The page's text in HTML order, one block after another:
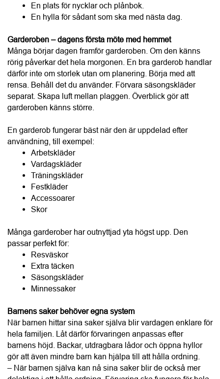
garderoben känns större.
användning, till exempel:
Arbetskläder
Vardagskläder
Träningskläder
Festkläder
Accessoarer
Skor
Många garderober har outnyttjad yta högst upp. Den
passar perfekt för:
Resväskor
Extra täcken
Säsongskläder
Minnessaker
Barnens saker behöver egna system
hela familjen. Låt därför förvaringen anpassas efter
barnens höjd. Backar, utdragbara lådor och öppna hyllor
gör att även mindre barn kan hjälpa till att hålla ordning.
– När barnen själva kan nå sina saker blir de också mer
delaktiga i att hålla ordning. Förvaring ska fungera för hela
familjen, säger Ewa Magnusson.